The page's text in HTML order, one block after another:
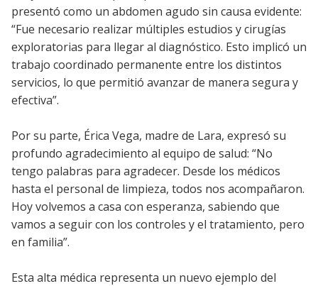
presentó como un abdomen agudo sin causa evidente:
“Fue necesario realizar múltiples estudios y cirugías
exploratorias para llegar al diagnóstico. Esto implicó un
trabajo coordinado permanente entre los distintos
servicios, lo que permitió avanzar de manera segura y
efectiva”.
Por su parte, Érica Vega, madre de Lara, expresó su
profundo agradecimiento al equipo de salud: “No
tengo palabras para agradecer. Desde los médicos
hasta el personal de limpieza, todos nos acompañaron.
Hoy volvemos a casa con esperanza, sabiendo que
vamos a seguir con los controles y el tratamiento, pero
en familia”.
Esta alta médica representa un nuevo ejemplo del